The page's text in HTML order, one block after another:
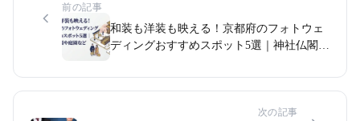
前の記事
和装も洋装も映える！京都府のフォトウェ
ディングおすすめスポット5選｜神社仏閣や
次の記事